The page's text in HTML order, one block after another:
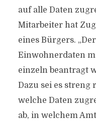
auf alle Daten
Mitarbeiter hat
eines Bürgers.
Einwohnerdaten
einzeln beantragt
Dazu sei es
welche Daten
ab, in welchem